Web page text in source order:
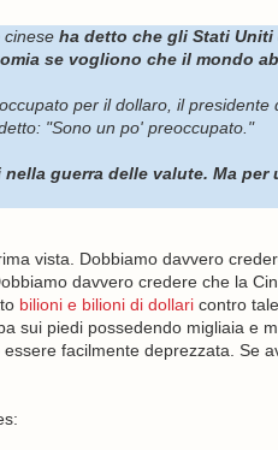
cinese ha detto che gli Stati
se vogliono che il mondo
per il dollaro, il
"Sono un po' preoccupato."
guerra delle valute. Ma
vista. Dobbiamo davvero
davvero credere che la
bilioni e bilioni di dollaricontro
sui piedi possedendo migliaia e
facilmente deprezzata. Se